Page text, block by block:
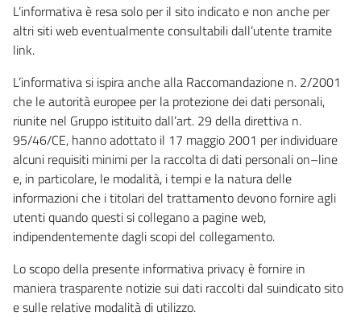
L’informativa è resa solo per il sito indicato e non anche per
altri siti web eventualmente consultabili dall’utente tramite
link.
L’informativa si ispira anche alla Raccomandazione n. 2/2001
che le autorità europee per la protezione dei dati personali,
riunite nel Gruppo istituito dall’art. 29 della direttiva n.
95/46/CE, hanno adottato il 17 maggio 2001 per individuare
alcuni requisiti minimi per la raccolta di dati personali on–line
e, in particolare, le modalità, i tempi e la natura delle
informazioni che i titolari del trattamento devono fornire agli
utenti quando questi si collegano a pagine web,
indipendentemente dagli scopi del collegamento.
Lo scopo della presente informativa privacy è fornire in
maniera trasparente notizie sui dati raccolti dal suindicato sito
e sulle relative modalità di utilizzo.